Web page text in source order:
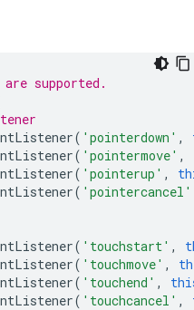
supported.
( 'pointerdown' ,
( 'pointermove' ,
( 'pointerup' ,
( 'pointercancel'
( 'touchstart' ,
( 'touchmove' ,
( 'touchend' ,
( 'touchcancel' ,